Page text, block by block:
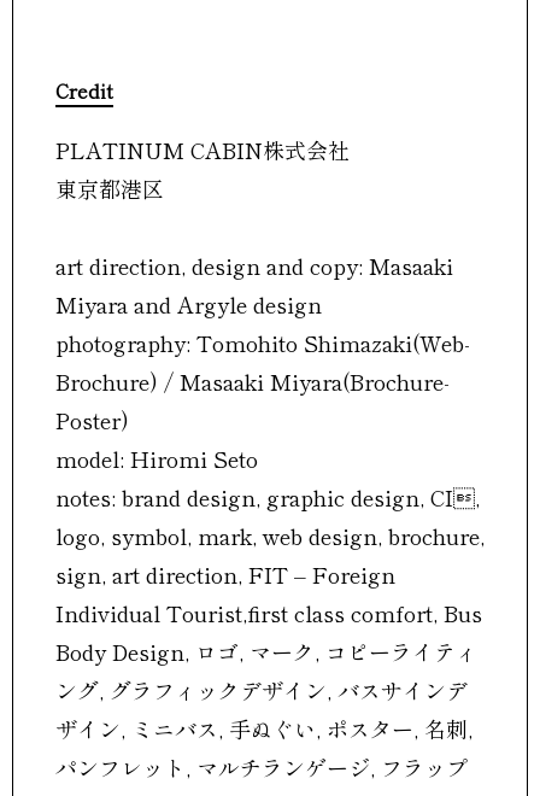
Credit
PLATINUM CABIN株式会社
東京都港区
art direction, design and copy: Masaaki
Miyara and Argyle design
photography: Tomohito Shimazaki(Web-
Brochure) / Masaaki Miyara(Brochure-
Poster)
model: Hiromi Seto
notes: brand design, graphic design, CI,
logo, symbol, mark, web design, brochure,
sign, art direction, FIT – Foreign
Individual Tourist,first class comfort, Bus
Body Design, ロゴ, マーク, コピーライティ
ング, グラフィックデザイン, バスサインデ
ザイン, ミニバス, 手ぬぐい, ポスター, 名刺,
パンフレット, マルチランゲージ, フラップ